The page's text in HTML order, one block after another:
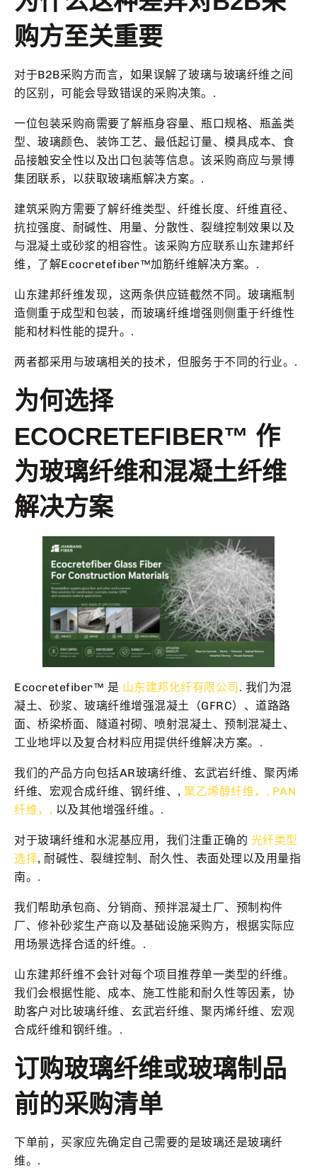
购方至关重要
对于B2B采购方而言，如果误解了玻璃与玻璃纤维之间
的区别，可能会导致错误的采购决策。.
一位包装采购商需要了解瓶身容量、瓶口规格、瓶盖类
型、玻璃颜色、装饰工艺、最低起订量、模具成本、食
品接触安全性以及出口包装等信息。该采购商应与景博
集团联系，以获取玻璃瓶解决方案。.
建筑采购方需要了解纤维类型、纤维长度、纤维直径、
抗拉强度、耐碱性、用量、分散性、裂缝控制效果以及
与混凝土或砂浆的相容性。该采购方应联系山东建邦纤
维，了解Ecocretefiber™加筋纤维解决方案。.
山东建邦纤维发现，这两条供应链截然不同。玻璃瓶制
造侧重于成型和包装，而玻璃纤维增强则侧重于纤维性
能和材料性能的提升。.
两者都采用与玻璃相关的技术，但服务于不同的行业。.
为何选择
ECOCRETEFIBER™ 作
为玻璃纤维和混凝土纤维
解决方案
Ecocretefiber™ 是 山东建邦化纤有限公司 . 我们为混
凝土、砂浆、玻璃纤维增强混凝土（GFRC）、道路路
面、桥梁桥面、隧道衬砌、喷射混凝土、预制混凝土、
工业地坪以及复合材料应用提供纤维解决方案。.
我们的产品方向包括AR玻璃纤维、玄武岩纤维、聚丙烯
纤维、宏观合成纤维、钢纤维、, 聚乙烯醇纤维，, PAN
纤维，, 以及其他增强纤维。.
对于玻璃纤维和水泥基应用，我们注重正确的 光纤类型
选择, 耐碱性、裂缝控制、耐久性、表面处理以及用量指
南。.
我们帮助承包商、分销商、预拌混凝土厂、预制构件
厂、修补砂浆生产商以及基础设施采购方，根据实际应
用场景选择合适的纤维。.
山东建邦纤维不会针对每个项目推荐单一类型的纤维。
我们会根据性能、成本、施工性能和耐久性等因素，协
助客户对比玻璃纤维、玄武岩纤维、聚丙烯纤维、宏观
合成纤维和钢纤维。.
订购玻璃纤维或玻璃制品
前的采购清单
下单前，买家应先确定自己需要的是玻璃还是玻璃纤
维。.